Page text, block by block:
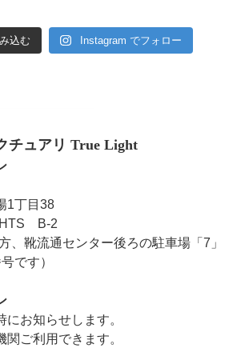
込む Instagram でフォロー
チュアリ True Light
1丁目38
B-2
、靴流通センター後ろの駐車場「7」
です）
にお知らせします。
ご利用できます。